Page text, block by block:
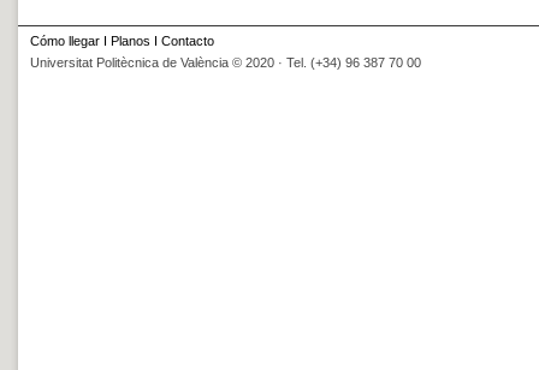
Cómo llegar I Planos I Contacto
Universitat Politècnica de València © 2020 · Tel. (+34) 96 387 70 00